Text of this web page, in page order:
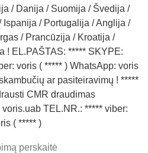
/ Danija / Suomija / Švedija /
Ispanija / Portugalija / Anglija /
/ Prancūzija / Kroatija /
! EL.PAŠTAS: ***** SKYPE:
voris ( ***** ) WhatsApp: voris
ar pasiteiravimų ! *****
CMR draudimas
TEL.NR.: ***** viber:
( ***** )
perskaitė